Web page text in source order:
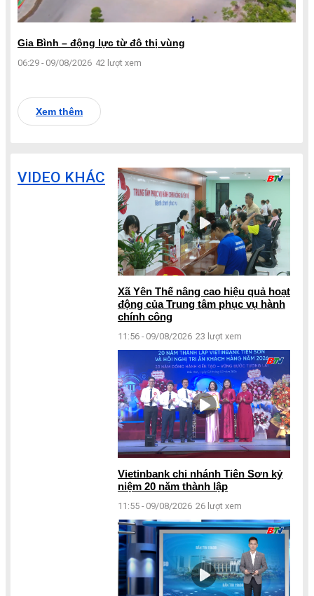
Gia Bình – động lực từ đô thị vùng
06:29 - 09/08/2026 42 lượt xem
Xem thêm
VIDEO KHÁC
Xã Yên Thế nâng cao hiệu quả hoạt
động của Trung tâm phục vụ hành
chính công
11:56 - 09/08/2026 23 lượt xem
Vietinbank chi nhánh Tiên Sơn kỷ
niệm 20 năm thành lập
11:55 - 09/08/2026 26 lượt xem